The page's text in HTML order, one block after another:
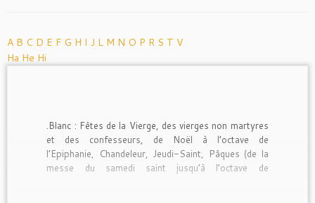
A B C D E F G H I J L M N O P R S T V
Ha He Hi
.Blanc : Fêtes de la Vierge, des vierges non martyres
et des confesseurs, de Noël à l’octave de
l’Epiphanie, Chandeleur, Jeudi-Saint, Pâques (de la
messe du samedi saint jusqu’à l’octave de